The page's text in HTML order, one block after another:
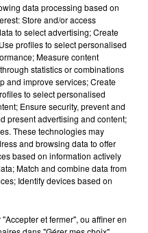
de naissance, afin que
D'autre part, la maternité
à défaut de pouvoir
d'accouchement, en
de voisinage.
enfin le remix de « Love
data processing based on
Store and/or access
to select advertising; Create
profiles to select personalised
Measure content
statistics or combinations
and improve services; Create
to select personalised
Ensure security, prevent and
present advertising and content;
These technologies may
and browsing data to offer
based on information actively
Match and combine data from
Identify devices based on
et fermer", ou affiner en